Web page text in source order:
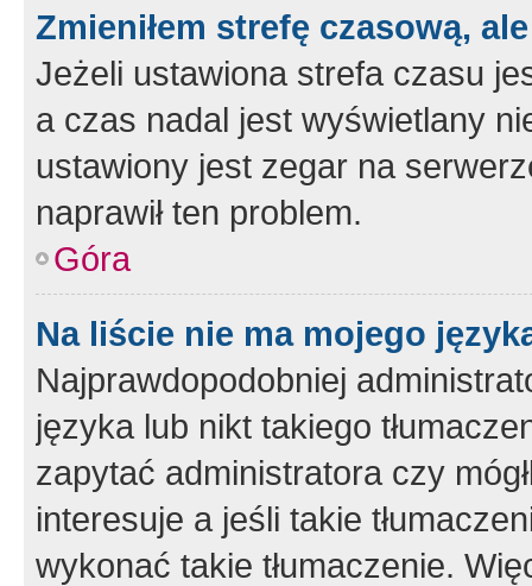
Zmieniłem strefę czasową,
Jeżeli ustawiona strefa czasu
a czas nadal jest wyświetlany
ustawiony jest zegar na
naprawił ten problem.
Góra
Na liście nie ma mojego
Najprawdopodobniej
języka lub nikt takiego
zapytać administratora czy
interesuje a jeśli takie
wykonać takie tłumaczenie.